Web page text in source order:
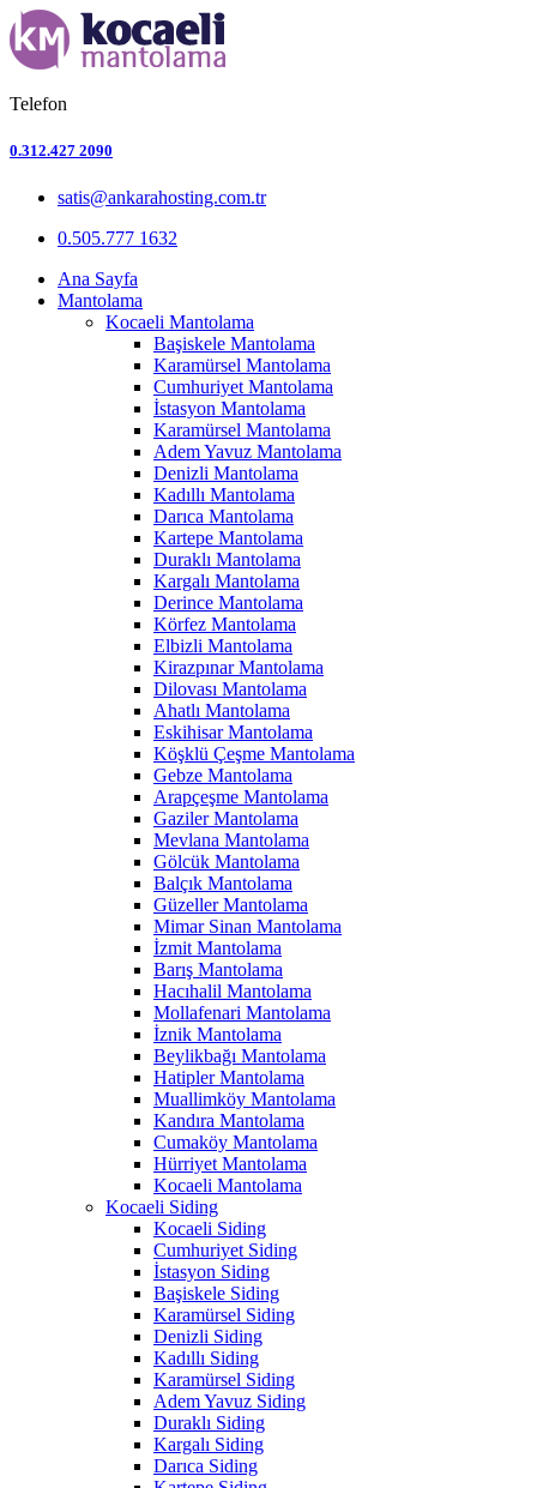
Telefon
0.312.427 2090
satis@ankarahosting.com.tr
0.505.777 1632
Ana Sayfa
Mantolama
Kocaeli Mantolama
Başiskele Mantolama
Karamürsel Mantolama
Cumhuriyet Mantolama
İstasyon Mantolama
Karamürsel Mantolama
Adem Yavuz Mantolama
Denizli Mantolama
Kadıllı Mantolama
Darıca Mantolama
Kartepe Mantolama
Duraklı Mantolama
Kargalı Mantolama
Derince Mantolama
Körfez Mantolama
Elbizli Mantolama
Kirazpınar Mantolama
Dilovası Mantolama
Ahatlı Mantolama
Eskihisar Mantolama
Köşklü Çeşme Mantolama
Gebze Mantolama
Arapçeşme Mantolama
Gaziler Mantolama
Mevlana Mantolama
Gölcük Mantolama
Balçık Mantolama
Güzeller Mantolama
Mimar Sinan Mantolama
İzmit Mantolama
Barış Mantolama
Hacıhalil Mantolama
Mollafenari Mantolama
İznik Mantolama
Beylikbağı Mantolama
Hatipler Mantolama
Muallimköy Mantolama
Kandıra Mantolama
Cumaköy Mantolama
Hürriyet Mantolama
Kocaeli Mantolama
Kocaeli Siding
Kocaeli Siding
Cumhuriyet Siding
İstasyon Siding
Başiskele Siding
Karamürsel Siding
Denizli Siding
Kadıllı Siding
Karamürsel Siding
Adem Yavuz Siding
Duraklı Siding
Kargalı Siding
Darıca Siding